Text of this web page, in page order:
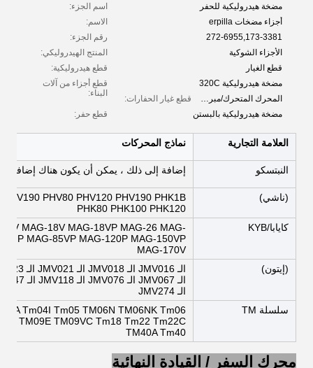
اسم الجزء:
مضخة هيدروليكية للحفر
الاسم:
أجزاء مضخات erpilla
رقم الجزء:
272-6955,173-3381
المنتج الهيدروليكي:
الأجزاء الشوكية
قطع هيدروليكية:
قطع الغيار
قطع أجزاء من آلات
البناء:
مضخة هيدروليكية 320C
قطع غيار الحفارات:
المحرك المتحرك/مبرد الزيت/المراقب/رأس الأسطوانة/ضخة حقن الوقود
قطع حفر:
مضخة هيدروليكية بالبستن
العلامة التجارية نماذج المحركات
النبتسكو إضافة إلى ذلك ، يمكن أن يكون هناك إضافات
(ناشي)
PHV80 PHV120 PHV190 PHK1B
PHK80 PHK100 PHK120
كايابا/KYB
MAG-18V MAG-18VP MAG-26 MAG-
MAG-85VP MAG-120P MAG-150VP
MAG-170V
(إيتون)
الـ JMV274
سلسلة TM
Tm04I Tm05 TM06N TM06NK Tm06
TM09E TM09VC Tm18 Tm22 Tm22C
TM40A Tm40
محرك السفر / القيادة النهائية